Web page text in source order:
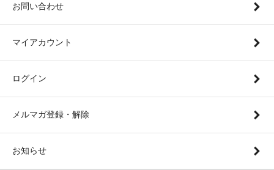
お問い合わせ
マイアカウント
ログイン
メルマガ登録・解除
お知らせ